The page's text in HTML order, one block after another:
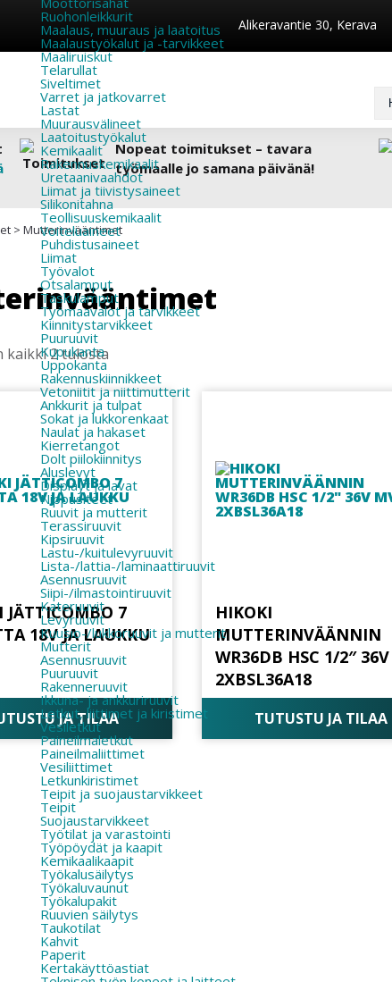
Alikeravantie 30, Kerava
Ruohonleikkurit
Maalaus, muuraus ja laatoitus
Maalaustyökalut ja -tarvikkeet
Maaliruiskut
Telarullat
Siveltimet
Varret ja jatkovarret
Lastat
Muurausvälineet
Laatoitustyökalut
Kemikaalit
Rakennuskemikaalit
Uretaanivaahdot
Liimat ja tiivistysaineet
Silikonitahna
Teollisuuskemikaalit
Voiteluaineet
Puhdistusaineet
Liimat
Työvalot
Otsalamput
Taskulamput
Työmaavalot ja tarvikkeet
Kiinnitys­tarvikkeet
Puuruuvit
Kupukanta
Uppokanta
Rakennuskiinnikkeet
Vetoniitit ja niittimutterit
Ankkurit ja tulpat
Sokat ja lukkorenkaat
Naulat ja hakaset
Kierretangot
Dolt piilokiinnitys
Aluslevyt
Displayt ja lavat
Nippusiteet
Ruuvit ja mutterit
Terassiruuvit
Kipsiruuvit
Lastu-/kuitulevyruuvit
Lista-/lattia-/laminaattiruuvit
Asennusruuvit
Siipi-/ilmastointiruuvit
Kateruuvit
Levyruuvit
Kuusio-/lukkoruuvit ja mutterit
Mutterit
Asennusruuvit
Puuruuvit
Rakenneruuvit
Ikkuna- ja ankkuriruuvit
Letkut, liittimet ja kiristimet
Vesiletkut
Paineilmaletkut
Paineilmaliittimet
Vesiliittimet
Letkunkiristimet
Teipit ja suojaustarvikkeet
Teipit
Suojaustarvikkeet
Työtilat ja varastointi
Työpöydät ja kaapit
Kemikaalikaapit
Työkalusäilytys
Työkaluvaunut
Työkalupakit
Ruuvien säilytys
Taukotilat
Kahvit
Paperit
Kertakäyttöastiat
Nopeat toimitukset – tavara
työmaalle jo samana päivänä!
> Mutterinvääntimet
kaikki 2 tulosta
JÄTTICOMBO 7
18V JA LAUKKU
JA TILAA
HIKOKI
MUTTERINVÄÄNNIN
WR36DB HSC 1/2″
2XBSL36A18
TUTUSTU JA TILAA